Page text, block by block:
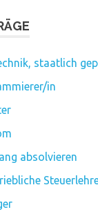
staatlich
in
absolvieren